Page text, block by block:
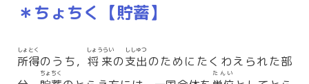
＊ちょちく【貯蓄】
所得
しょとく
のうち， 将来
しょうらい
の支出
ししゅつ
のためにたくわえられた部
ちょちく たんい